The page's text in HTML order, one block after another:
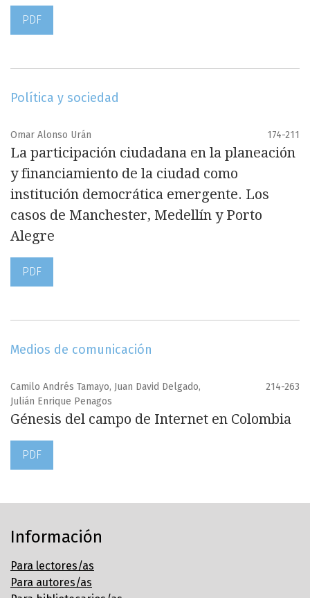
PDF
Política y sociedad
Omar Alonso Urán 174-211
La participación ciudadana en la planeación
y financiamiento de la ciudad como
institución democrática emergente. Los
casos de Manchester, Medellín y Porto
Alegre
PDF
Medios de comunicación
Camilo Andrés Tamayo, Juan David Delgado,
Julián Enrique Penagos
214-263
Génesis del campo de Internet en Colombia
PDF
Información
Para lectores/as
Para autores/as